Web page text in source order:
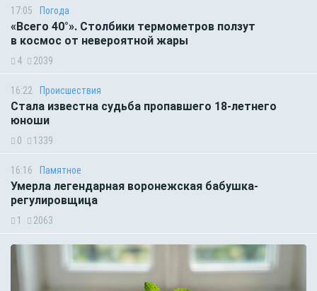
17:05 Погода
«Всего 40°». Столбики термометров ползут
в космос от невероятной жары
4 2039
16:22 Происшествия
Стала известна судьба пропавшего 18-летнего
юноши
0 1339
16:16 Памятное
Умерла легендарная воронежская бабушка-
регулировщица
1 2063